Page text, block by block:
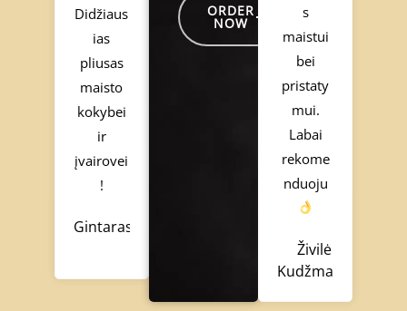
Didžiaus
ias
pliusas
maisto
kokybei
ir
įvairovei
!
Gintaras
ORDER
NOW
s
maistui
bei
pristaty
mui.
Labai
rekome
nduoju
Živilė
Kudžmaitė